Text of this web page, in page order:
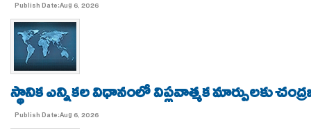
Publish Date:Aug 6, 2026
స్థానిక ఎన్నికల విధానంలో విప్లవాత్మక మార్పులకు
Publish Date:Aug 6, 2026